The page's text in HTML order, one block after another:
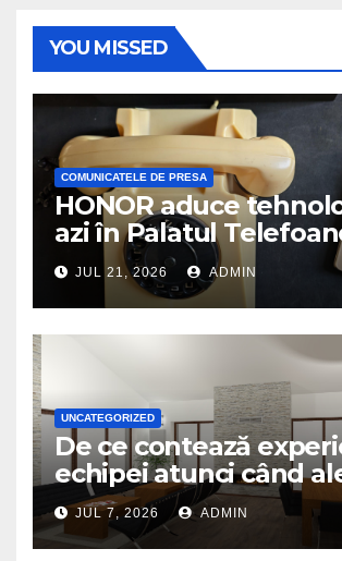
YOU MISSED
COMUNICATELE DE PRESA
HONOR aduce
azi în Palatul
JUL 21, 2026 ADMIN
UNCATEGORIZED
De ce contează
echipei atunci când
birou de arhitectură
JUL 7, 2026 ADMIN